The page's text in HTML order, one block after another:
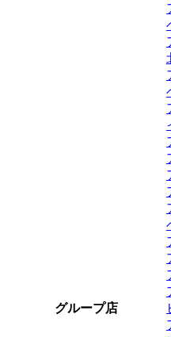
グループ店